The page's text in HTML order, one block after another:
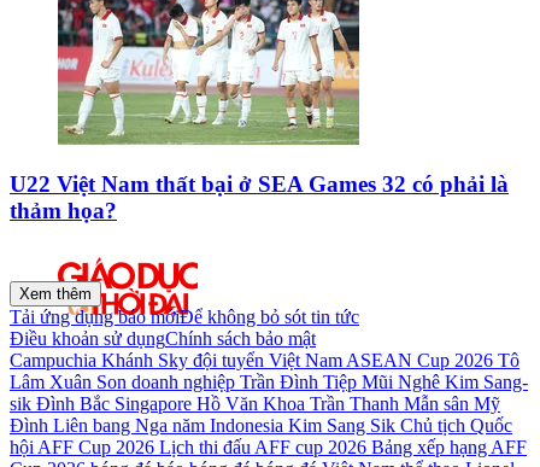
U22 Việt Nam thất bại ở SEA Games 32 có phải là
thảm họa?
Xem thêm
Tải ứng dụng báo mớiĐể không bỏ sót tin tức
Điều khoản sử dụngChính sách bảo mật
Campuchia Khánh Sky đội tuyển Việt Nam ASEAN Cup 2026 Tô
Lâm Xuân Son doanh nghiệp Trần Đình Tiệp Mũi Nghê Kim Sang-
sik Đình Bắc Singapore Hồ Văn Khoa Trần Thanh Mẫn sân Mỹ
Đình Liên bang Nga năm Indonesia Kim Sang Sik Chủ tịch Quốc
hội AFF Cup 2026 Lịch thi đấu AFF cup 2026 Bảng xếp hạng AFF